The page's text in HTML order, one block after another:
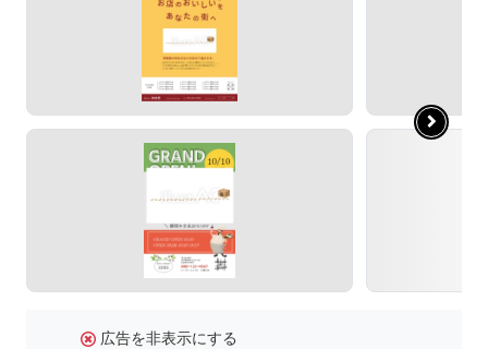
広告を非表示にする